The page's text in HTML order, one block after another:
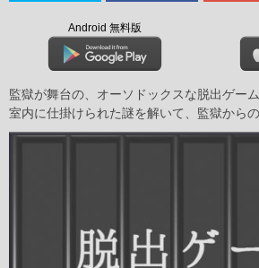
Android 無料版
監獄が舞台の、オーソドックスな脱出ゲーム
室内に仕掛けられた謎を解いて、監獄から